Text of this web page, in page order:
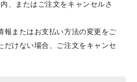
、またはご注文をキャンセルさ
またはお支払い方法の変更をご
だけない場合、ご注文をキャンセ